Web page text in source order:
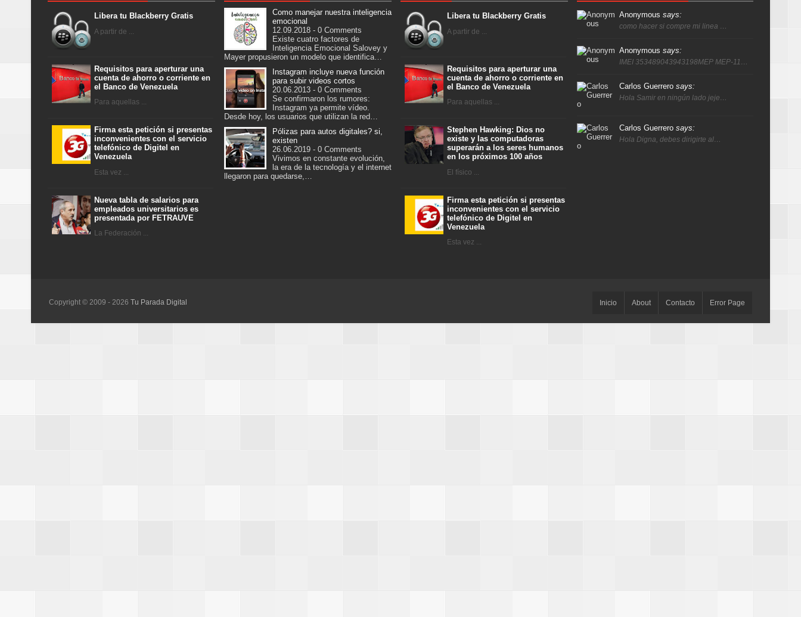
Libera tu Blackberry Gratis
A partir de ...
Requisitos para aperturar una
cuenta de ahorro o corriente en
el Banco de Venezuela
Para aquellas ...
Firma esta petición si presentas
inconvenientes con el servicio
telefónico de Digitel en
Venezuela
Esta vez ...
Nueva tabla de salarios para
empleados universitarios es
presentada por FETRAUVE
La Federación ...
Como manejar nuestra inteligencia
emocional
12.09.2018 - 0 Comments
Existe cuatro factores de
Inteligencia Emocional Salovey y
Mayer propusieron un modelo que identifica…
Instagram incluye nueva función
para subir videos cortos
20.06.2013 - 0 Comments
Se confirmaron los rumores:
Instagram ya permite vídeo.
Desde hoy, los usuarios que utilizan la red…
Pólizas para autos digitales? si,
existen
26.06.2019 - 0 Comments
Vivimos en constante evolución,
la era de la tecnología y el internet
llegaron para quedarse,…
Libera tu Blackberry Gratis
A partir de ...
Requisitos para aperturar una
cuenta de ahorro o corriente en
el Banco de Venezuela
Para aquellas ...
Stephen Hawking: Dios no
existe y las computadoras
superarán a los seres humanos
en los próximos 100 años
El físico ...
Firma esta petición si presentas
inconvenientes con el servicio
telefónico de Digitel en
Venezuela
Esta vez ...
Anonymous says:
como hacer si compre mi linea …
Anonymous says:
IMEI 353489043943198MEP MEP-11…
Carlos Guerrero says:
Hola Samir en ningún lado jeje…
Carlos Guerrero says:
Hola Digna, debes dirigirte al…
Copyright © 2009 - 2026 Tu Parada Digital Inicio About Contacto Error Page